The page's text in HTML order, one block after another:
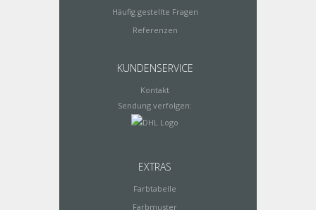
Häufig gestellte Fragen
Referenzen
KUNDENSERVICE
Kontakt
Sendung verfolgen:
EXTRAS
Farbtabelle
Farbmuster